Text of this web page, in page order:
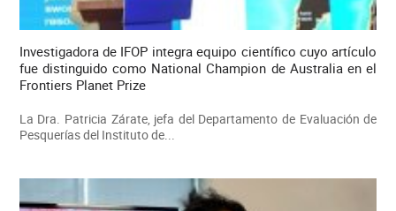
Investigadora de IFOP integra equipo científico cuyo artículo
fue distinguido como National Champion de Australia en el
Frontiers Planet Prize
La Dra. Patricia Zárate, jefa del Departamento de Evaluación de
Pesquerías del Instituto de...